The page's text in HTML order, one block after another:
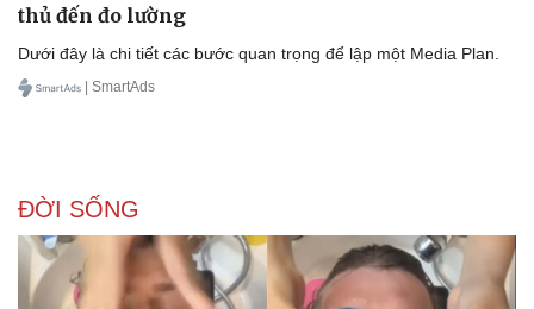
thủ đến đo lường
Dưới đây là chi tiết các bước quan trọng để lập một Media Plan.
| SmartAds
ĐỜI SỐNG